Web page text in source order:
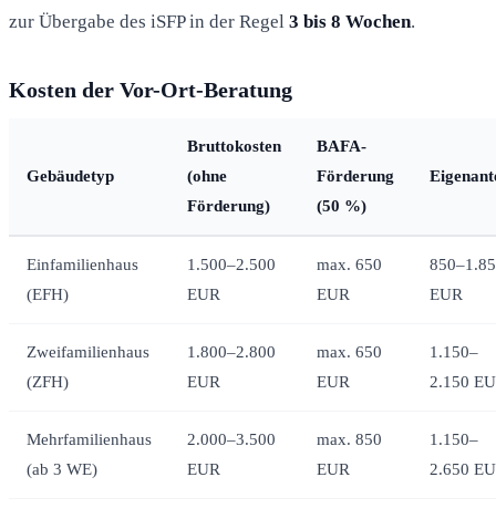
zur Übergabe des iSFP in der Regel 3 bis 8 Wochen.
Kosten der Vor-Ort-Beratung
Gebäudetyp
Bruttokosten
(ohne
Förderung)
BAFA-
Förderung
(50 %)
Einfamilienhaus
(EFH)
1.500–2.500
EUR
max. 650
EUR
EUR
Zweifamilienhaus
(ZFH)
1.800–2.800
EUR
max. 650
EUR
1.150–
2.150
Mehrfamilienhaus
(ab 3 WE)
2.000–3.500
EUR
max. 850
EUR
1.150–
2.650